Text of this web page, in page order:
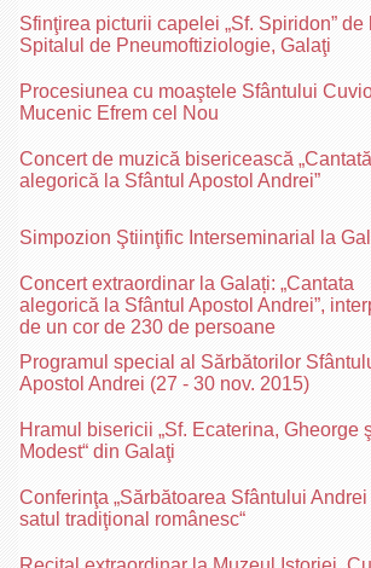
Sfinţirea picturii capelei „Sf. Spiridon” de
Spitalul de Pneumoftiziologie, Galaţi
Procesiunea cu moaştele Sfântului
Mucenic Efrem cel Nou
Concert de muzică bisericească „Cantată
alegorică la Sfântul Apostol Andrei”
Simpozion Ştiinţific Interseminarial la
Concert extraordinar la Galați: „Cantata
alegorică la Sfântul Apostol Andrei”,
de un cor de 230 de persoane
Programul special al Sărbătorilor
Apostol Andrei (27 - 30 nov. 2015)
Hramul bisericii „Sf. Ecaterina, Gheorge
Modest“ din Galaţi
Conferinţa „Sărbătoarea Sfântului Andrei
satul tradiţional românesc“